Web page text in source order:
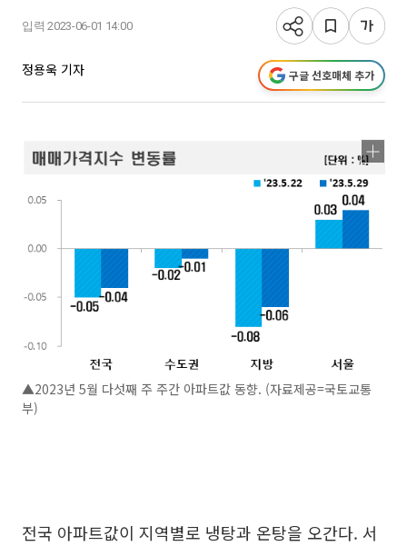
입력 2023-06-01 14:00
정용욱 기자 구글 선호매체 추가
▲2023년 5월 다섯째 주 주간 아파트값 동향. (자료제공=국토교통
부)
전국 아파트값이 지역별로 냉탕과 온탕을 오간다. 서